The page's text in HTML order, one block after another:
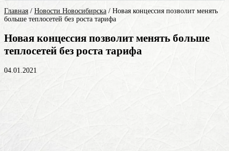
Главная / Новости Новосибирска / Новая концессия позволит менять
больше теплосетей без роста тарифа
Новая концессия позволит менять больше
теплосетей без роста тарифа
04.01.2021